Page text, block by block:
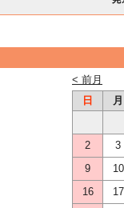
< 前月
日
月
2
3
9
10
16
17